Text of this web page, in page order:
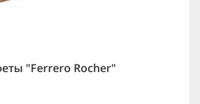
"Ferrero Rocher"